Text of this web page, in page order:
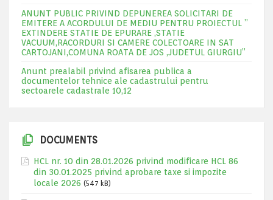
ANUNT PUBLIC PRIVIND DEPUNEREA SOLICITARI DE
EMITERE A ACORDULUI DE MEDIU PENTRU PROIECTUL ”
EXTINDERE STATIE DE EPURARE ,STATIE
VACUUM,RACORDURI SI CAMERE COLECTOARE IN SAT
CARTOJANI,COMUNA ROATA DE JOS ,JUDETUL GIURGIU”
Anunt prealabil privind afisarea publica a
documentelor tehnice ale cadastrului pentru
sectoarele cadastrale 10,12
DOCUMENTS
HCL nr. 10 din 28.01.2026 privind modificare HCL 86
din 30.01.2025 privind aprobare taxe si impozite
locale 2026 (547 kB)